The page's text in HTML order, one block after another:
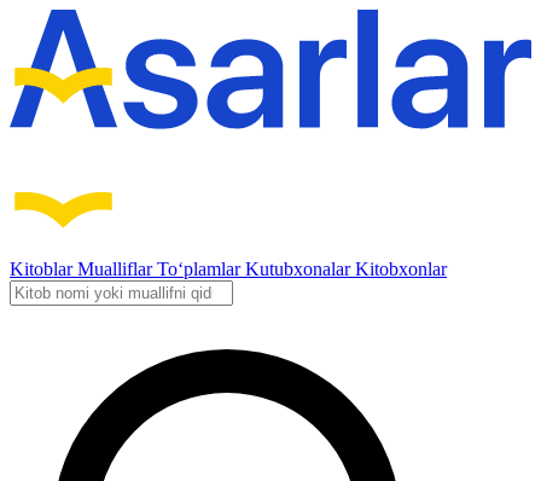
KitoblarMualliflarTo‘plamlarKutubxonalarKitobxonlar